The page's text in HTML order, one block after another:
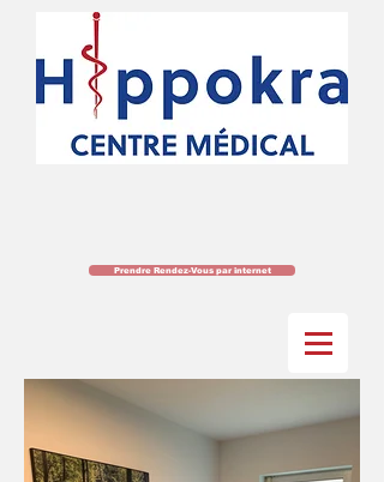
Prendre Rendez-Vous par internet